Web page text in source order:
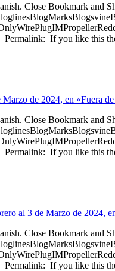
Close Bookmark and
If you like this
de 2024, en «Fuera
Close Bookmark and
If you like this
al 3 de Marzo de 2024,
Close Bookmark and
If you like this